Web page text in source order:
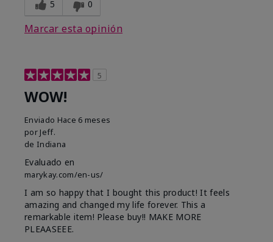
5 0
Marcar esta opinión
5
WOW!
Enviado Hace 6 meses
por Jeff.
de Indiana
Evaluado en
marykay.com/en-us/
I am so happy that I bought this product! It feels
amazing and changed my life forever. This a
remarkable item! Please buy!! MAKE MORE
PLEAASEEE.